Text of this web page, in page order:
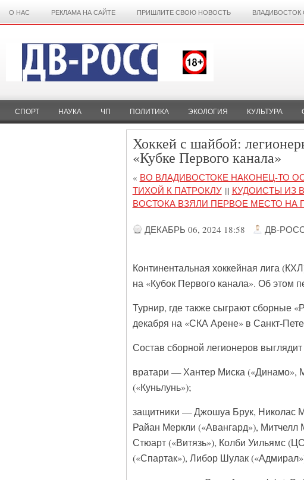
О НАС РЕКЛАМА НА САЙТЕ ПРИШЛИТЕ СВОЮ НОВОСТЬ ВЛАДИВОСТОК
СПОРТ НАУКА ЧП ПОЛИТИКА ЭКОЛОГИЯ КУЛЬТУРА
Хоккей с шайбой:
«Кубке Первого канала»
« ВО ВЛАДИВОСТОКЕ НАКОНЕЦ-ТО
ТИХОЙ К ПАТРОКЛУ||| КУДОИСТЫ ИЗ
ВОСТОКА ВЗЯЛИ ПЕРВОЕ МЕСТО НА
ДЕКАБРЬ 06, 2024 18:58 ДВ-
Континентальная хоккейная лига
на «Кубок Первого канала». Об
Турнир, где также сыграют сборные
декабря на «СКА Арене» в Санкт-
Состав сборной легионеров
вратари — Хантер Миска («Динамо»,
(«Куньлунь»);
защитники — Джошуа Брук, Николас
Райан Меркли («Авангард»),
Стюарт («Витязь»), Колби Уильямс
(«Спартак»), Либор Шулак